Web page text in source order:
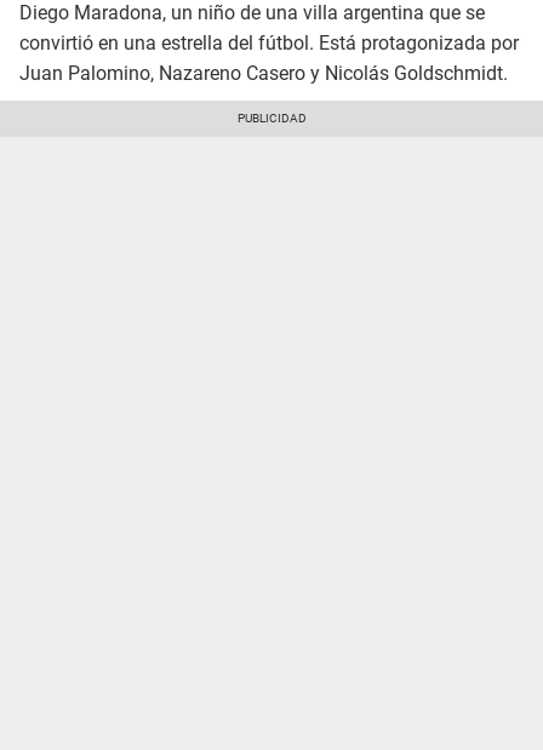
Diego Maradona, un niño de una villa argentina que se
convirtió en una estrella del fútbol. Está protagonizada por
Juan Palomino, Nazareno Casero y Nicolás Goldschmidt.